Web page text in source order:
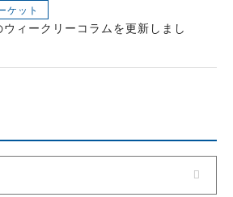
ケット
ウィークリーコラムを更新しまし